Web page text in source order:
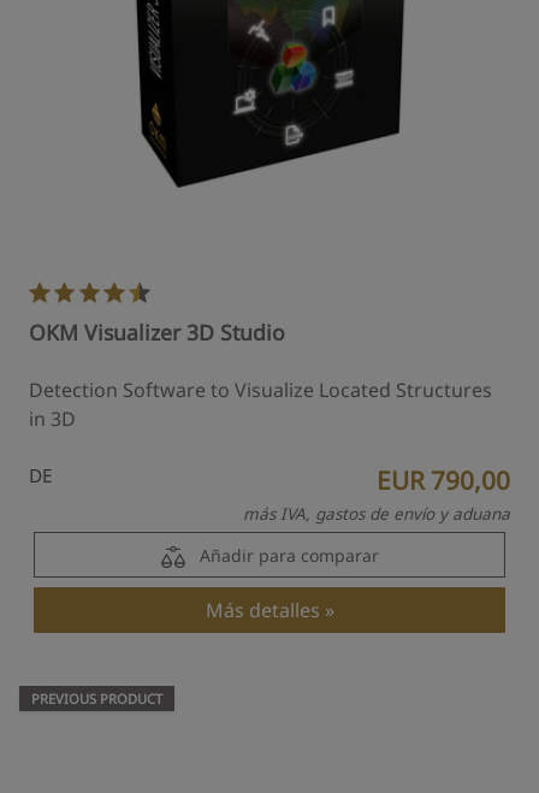
OKM Visualizer 3D Studio
Detection Software to Visualize Located Structures
in 3D
DE EUR 790,00
más IVA, gastos de envío y aduana
Añadir para comparar
Más detalles
PREVIOUS PRODUCT